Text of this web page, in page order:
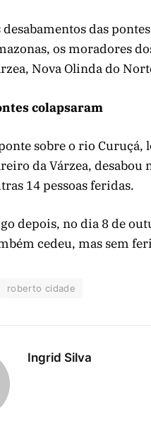
desabamentos das
os moradores
Nova Olinda do
colapsaram
sobre o rio
da Várzea,
14 pessoas feridas.
depois, no dia 8 de
cedeu, mas sem
roberto cidade
Ingrid Silva